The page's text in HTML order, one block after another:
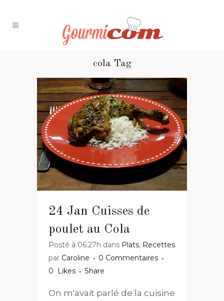
cola Tag
24 Jan Cuisses de
poulet au Cola
Posté à 06:27h dans Plats, Recettes
par Caroline
0 Commentaires
0
Likes Share
On m'avait parlé de la cuisine